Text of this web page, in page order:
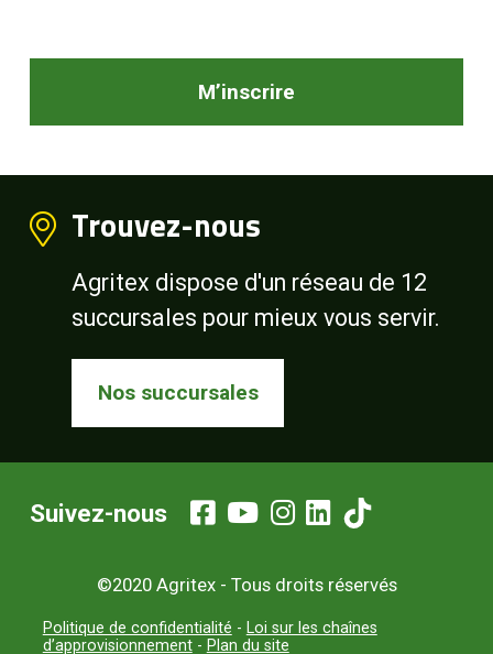
M’inscrire
Trouvez-nous
Agritex dispose d'un réseau de 12
succursales pour mieux vous servir.
Nos succursales
©2020 Agritex - Tous droits réservés
Politique de confidentialité - Loi sur les chaînes
d’approvisionnement- Plan du site
Suivez-nous